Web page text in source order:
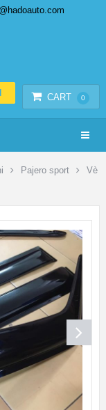
CART 0
Pajero sport
Vè